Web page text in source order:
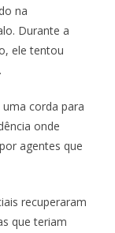
na
Durante a
ele tentou
corda para
onde
agentes que
recuperaram
que teriam